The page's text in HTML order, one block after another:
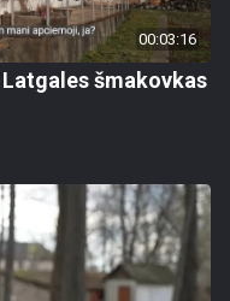
00:03:16
šmakovkas